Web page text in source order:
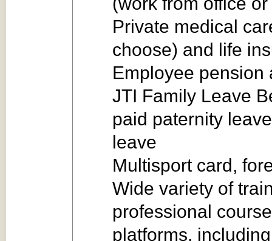
Private medical
choose) and life
Employee pension
JTI Family Leave
paid paternity
leave
Multisport card,
Wide variety of
professional
platforms,